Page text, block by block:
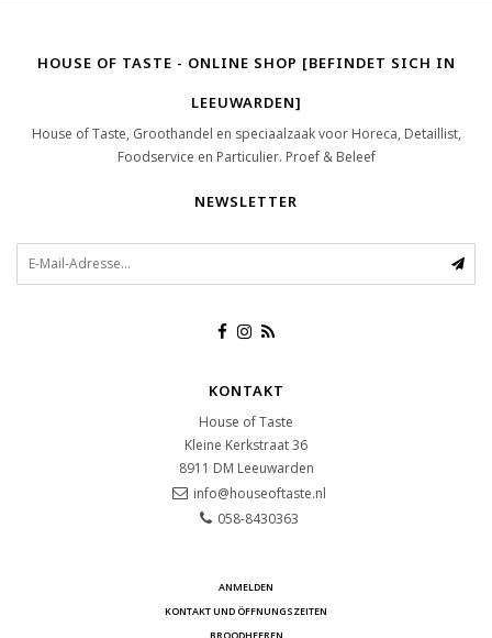
HOUSE OF TASTE - ONLINE SHOP [BEFINDET SICH IN
LEEUWARDEN]
House of Taste, Groothandel en speciaalzaak voor Horeca, Detaillist,
Foodservice en Particulier. Proef & Beleef
NEWSLETTER
KONTAKT
House of Taste
Kleine Kerkstraat 36
8911 DM Leeuwarden
info@houseoftaste.nl
058-8430363
ANMELDEN
KONTAKT UND ÖFFNUNGSZEITEN
BROODHEEREN